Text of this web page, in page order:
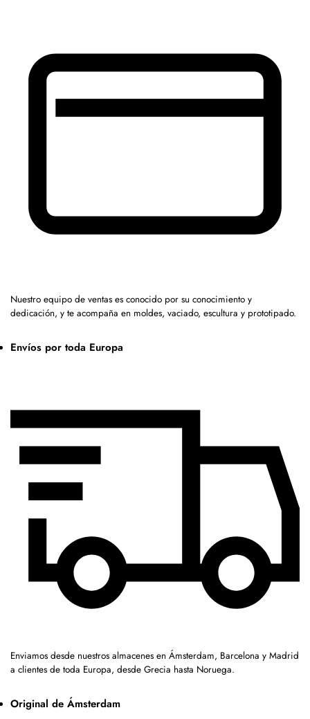
Nuestro equipo de ventas es conocido por su conocimiento y
dedicación, y te acompaña en moldes, vaciado, escultura y prototipado.
Envíos por toda Europa
Enviamos desde nuestros almacenes en Ámsterdam, Barcelona y Madrid
a clientes de toda Europa, desde Grecia hasta Noruega.
Original de Ámsterdam